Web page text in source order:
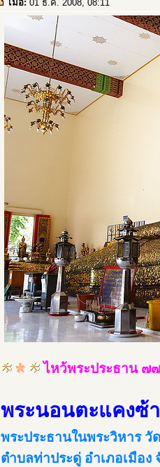
เมื่อ: 01 ธ.ค. 2008, 08:11
ไหว้พระประธาน ๗
พระนอนตะแคงซ้
พระประธานในพระวิหาร วั
ตำบลท่าประดู่ อำเภอเมือง